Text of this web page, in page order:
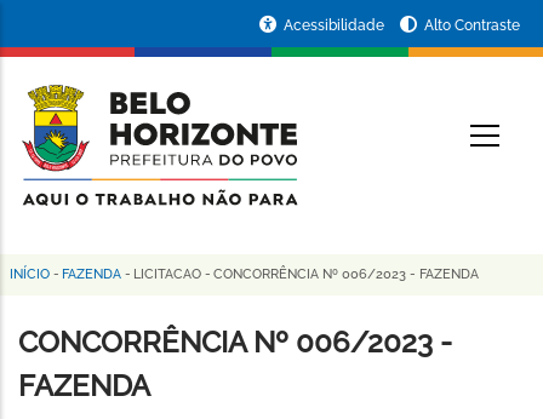
conteúdo
principal
da
Prefeitura
de
Horizonte
Acessibilidade Alto Contraste
Trilha
de
navegação
INÍCIO - FAZENDA - LICITACAO - CONCORRÊNCIA Nº 006/2023 - FAZENDA
CONCORRÊNCIA Nº 006/2023 -
FAZENDA